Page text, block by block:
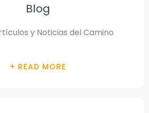
Blog
y Noticias del Camino